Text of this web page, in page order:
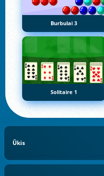
Burbulai 3
Solitaire 1
Ūkis